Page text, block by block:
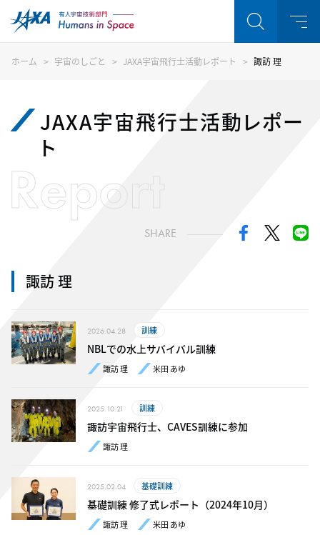
ホーム 宇宙のしごと JAXA宇宙飛行士活動レポート 諏訪 理
JAXA宇宙飛行士活動レポー
ト
Report
SHARE
諏訪 理
2026.04.28 訓練
NBLでの水上サバイバル訓練
諏訪 理 米田 あゆ
2025.10.21 訓練
諏訪宇宙飛行士、CAVES訓練に参加
諏訪 理
2025.02.04 基礎訓練
基礎訓練 修了式レポート（2024年10月）
諏訪 理 米田 あゆ